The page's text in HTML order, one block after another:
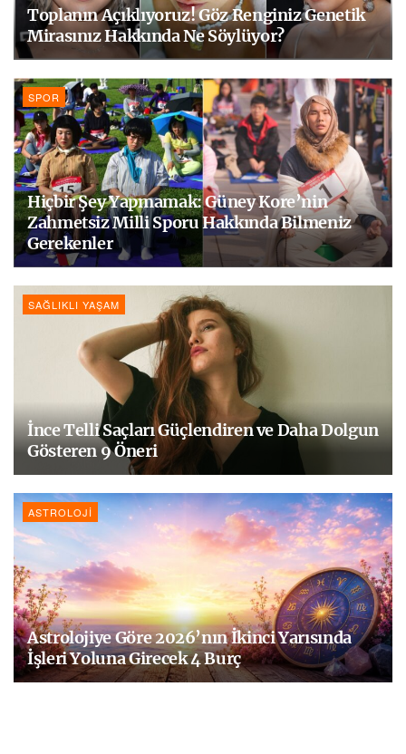
Toplanın Açıklıyoruz! Göz Renginiz Genetik
Mirasınız Hakkında Ne Söylüyor?
SPOR
Hiçbir Şey Yapmamak: Güney Kore’nin
Zahmetsiz Milli Sporu Hakkında Bilmeniz
Gerekenler
SAĞLIKLI YAŞAM
İnce Telli Saçları Güçlendiren ve Daha Dolgun
Gösteren 9 Öneri
ASTROLOJI
Astrolojiye Göre 2026’nın İkinci Yarısında
İşleri Yoluna Girecek 4 Burç